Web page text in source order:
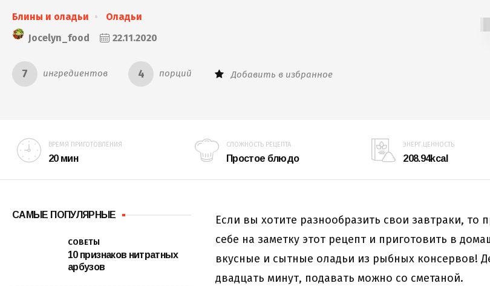
Блины и оладьи
Оладьи
Jocelyn_food
22.11.2020
7 ингредиентов 4 порций Добавить в избранное
ВРЕМЯ ПРИГОТОВЛЕНИЯ
20 мин
СЛОЖНОСТЬ РЕЦЕПТА
Простое блюдо
ЭНЕРГ.ЦЕННОСТЬ
208.94kcal
САМЫЕ ПОПУЛЯРНЫЕ
СОВЕТЫ
10 признаков нитратных
арбузов
Если вы хотите разнообразить свои завтраки, то
себе на заметку этот рецепт и приготовить в
вкусные и сытные оладьи из рыбных консервов!
двадцать минут, подавать можно со сметаной.